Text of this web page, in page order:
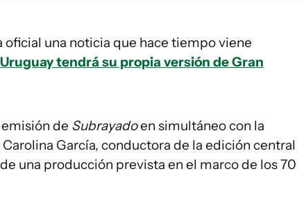
una noticia que hace tiempo viene
Uruguay tendrá su propia versión de Gran
de Subrayadoen simultáneo con la
García, conductora de la edición central
una producción prevista en el marco de los 70